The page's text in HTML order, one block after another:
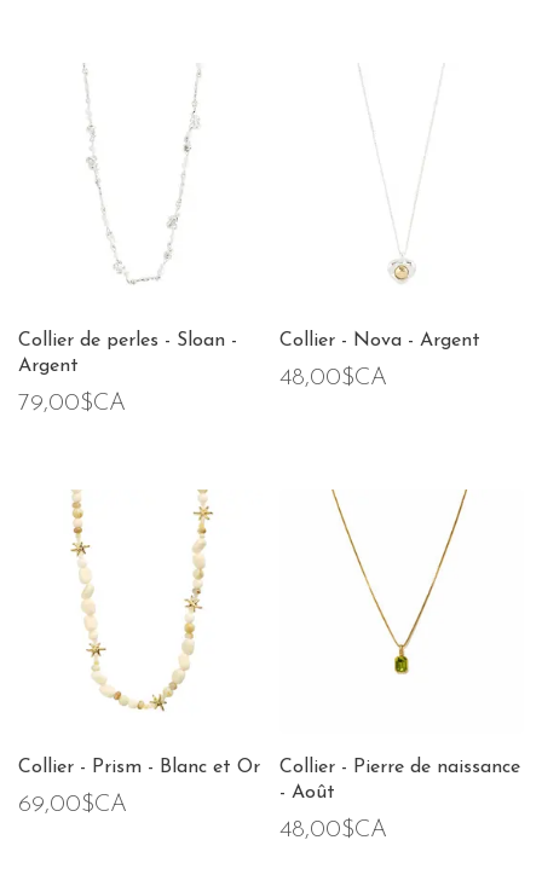
Collier de perles - Sloan -
Argent
79,00$CA
Collier - Nova - Argent
48,00$CA
Collier - Prism - Blanc et Or
69,00$CA
Collier - Pierre de naissance
- Août
48,00$CA